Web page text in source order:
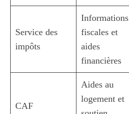
Service des
impôts
Informations
fiscales et
aides
financières
CAF
Aides au
logement et